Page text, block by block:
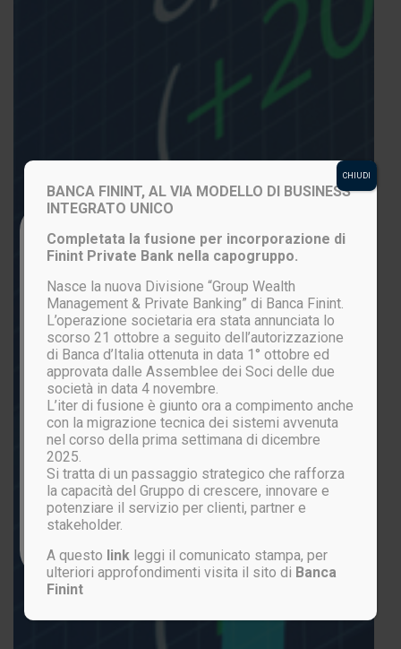
Login to your account
ACCEDI
Password persa?
Non sei ancora registrato?
BANCA FININT, AL VIA MODELLO DI BUSINESS
INTEGRATO UNICO
Completata la fusione per incorporazione di
Finint Private Bank nella capogruppo.
Nasce la nuova Divisione “Group Wealth
Management & Private Banking” di Banca Finint.
L’operazione societaria era stata annunciata lo
scorso 21 ottobre a seguito dell’autorizzazione
di Banca d’Italia ottenuta in data 1° ottobre ed
approvata dalle Assemblee dei Soci delle due
società in data 4 novembre.
L’iter di fusione è giunto ora a compimento anche
con la migrazione tecnica dei sistemi avvenuta
nel corso della prima settimana di dicembre
2025.
Si tratta di un passaggio strategico che rafforza
la capacità del Gruppo di crescere, innovare e
potenziare il servizio per clienti, partner e
stakeholder.
A questo link leggi il comunicato stampa, per
ulteriori approfondimenti visita il sito di Banca
Finint
CHIUDI